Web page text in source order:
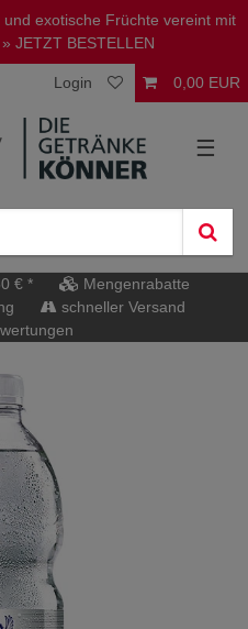
exotische Früchte vereint mit
» JETZT BESTELLEN
Login 0,00 EUR
☰
€ *
Mengenrabatte
schneller Versand